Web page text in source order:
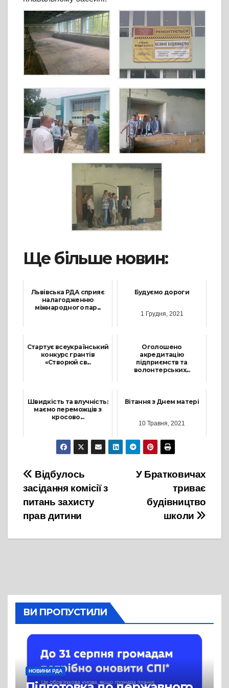
Ще більше новин:
Львівська РДА сприяє
налагодженню
міжнародного пар...
Будуємо дороги
1 Грудня, 2021
Стартує всеукраїнський
конкурс грантів
«Створюй св...
Оголошено
акредитацію
підприємств та
волонтерських...
Швидкість та влучність:
маємо переможців з
кросово...
1 Травня, 2026
Вітання з Днем матері
10 Травня, 2021
Навігація
записів
У Братковичах
триває
будівництво
школи
Відбулось
засідання комісії з
питань захисту
прав дитини
ВИ ПРОПУСТИЛИ
НОВИНИ РДА